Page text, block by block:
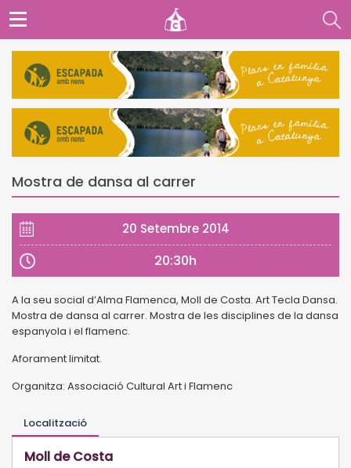
Mostra de dansa al carrer
20 Setembre 2014
20:30h
A la seu social d’Alma Flamenca, Moll de Costa. Art Tecla Dansa.
Mostra de dansa al carrer. Mostra de les disciplines de la dansa
espanyola i el flamenc.
Aforament limitat.
Organitza: Associació Cultural Art i Flamenc
Localització
Moll de Costa